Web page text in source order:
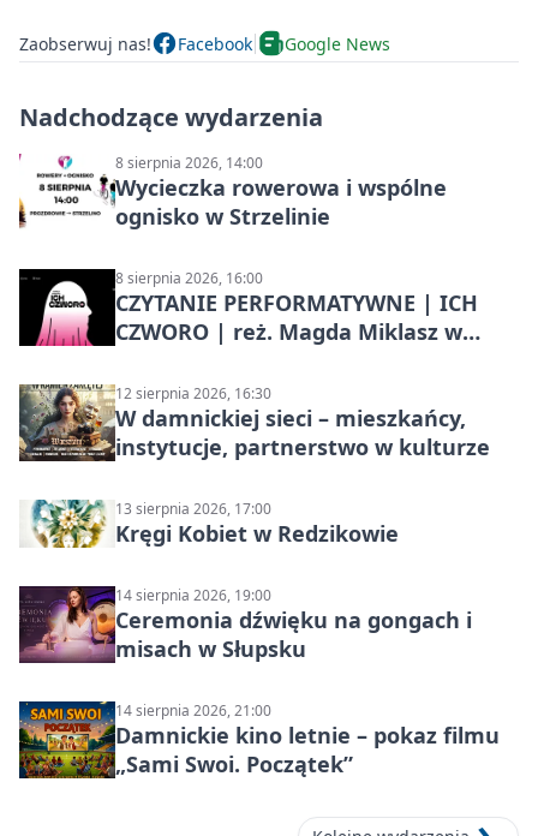
Zaobserwuj nas! Facebook Google News
Nadchodzące wydarzenia
8 sierpnia 2026, 14:00
Wycieczka rowerowa i wspólne
ognisko w Strzelinie
8 sierpnia 2026, 16:00
CZYTANIE PERFORMATYWNE | ICH
CZWORO | reż. Magda Miklasz w
12 sierpnia 2026, 16:30
W damnickiej sieci – mieszkańcy,
instytucje, partnerstwo w kulturze
13 sierpnia 2026, 17:00
Kręgi Kobiet w Redzikowie
14 sierpnia 2026, 19:00
Ceremonia dźwięku na gongach i
misach w Słupsku
14 sierpnia 2026, 21:00
Damnickie kino letnie – pokaz filmu
„Sami Swoi. Początek”